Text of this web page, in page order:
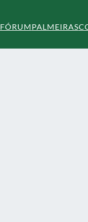
FÓRUMPALMEIRAS